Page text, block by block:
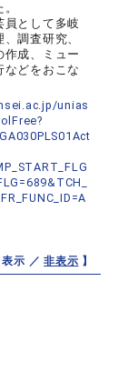
員として多岐
調査研究、
作成、ミュー
などをおこな
unias
表示 ／非表示 】